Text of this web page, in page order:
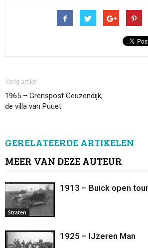
Vorig artikel
1965 – Grenspost Geuzendijk,
de villa van Puuet
GERELATEERDE ARTIKELEN
MEER VAN DEZE AUTEUR
Straten
1913 – Buick open
1925 – IJzeren Man